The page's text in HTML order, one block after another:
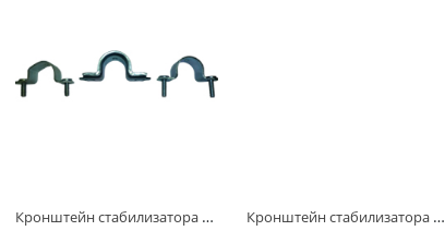
Кронштейн стабилизатора 2123 /3 шт/, к-т, на одну сторону в Кургане Кронштейн стабилизатора внутр.+наруж. 2101-07, комплект в Кургане